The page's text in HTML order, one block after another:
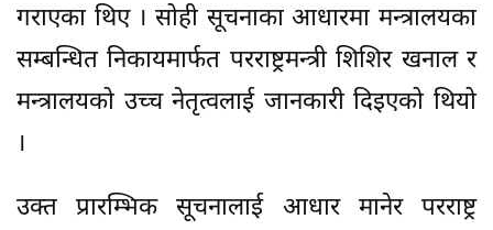
गराएका थिए । सोही सूचनाका आधारमा मन्त्रालयका
सम्बन्धित निकायमार्फत परराष्ट्रमन्त्री शिशिर खनाल र
मन्त्रालयको उच्च नेतृत्वलाई जानकारी दिइएको थियो
।
उक्त प्रारम्भिक सूचनालाई आधार मानेर परराष्ट्र